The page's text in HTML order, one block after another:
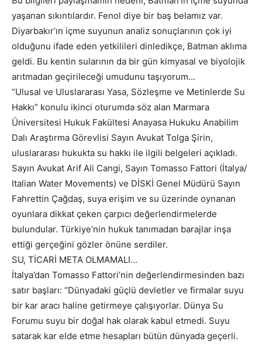
yaşanan sıkıntılardır. Fenol diye bir baş belamız var.
Diyarbakır’ın içme suyunun analiz sonuçlarının çok iyi
olduğunu ifade eden yetkilileri dinledikçe, Batman aklıma
geldi. Bu kentin sularının da bir gün kimyasal ve biyolojik
arıtmadan geçirileceği umudunu taşıyorum…
“Ulusal ve Uluslararası Yasa, Sözleşme ve Metinlerde Su
Hakkı” konulu ikinci oturumda söz alan Marmara
Üniversitesi Hukuk Fakültesi Anayasa Hukuku Anabilim
Dalı Araştırma Görevlisi Sayın Avukat Tolga Şirin,
uluslararası hukukta su hakkı ile ilgili belgeleri açıkladı.
Sayın Avukat Arif Ali Cangi, Sayın Tomasso Fattori (İtalya/
Italian Water Movements) ve DİSKİ Genel Müdürü Sayın
Fahrettin Çağdaş, suya erişim ve su üzerinde oynanan
oyunlara dikkat çeken çarpıcı değerlendirmelerde
bulundular. Türkiye’nin hukuk tanımadan barajlar inşa
ettiği gerçeğini gözler önüne serdiler.
SU, TİCARİ META OLMAMALI…
İtalya’dan Tomasso Fattori’nin değerlendirmesinden bazı
satır başları: “Dünyadaki güçlü devletler ve firmalar suyu
bir kar aracı haline getirmeye çalışıyorlar. Dünya Su
Forumu suyu bir doğal hak olarak kabul etmedi. Suyu
satarak kar elde etme hesapları bütün dünyada geçerli.